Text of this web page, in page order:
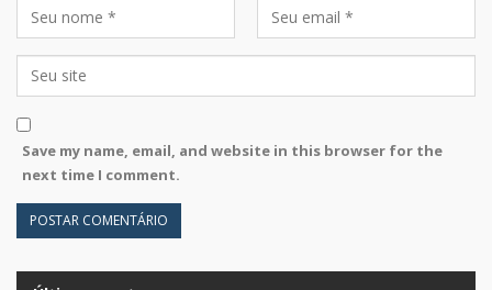
Save my name, email, and website in this browser for the
next time I comment.